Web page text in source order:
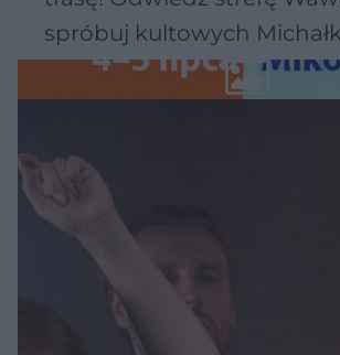
spróbuj kultowych
Wawelu